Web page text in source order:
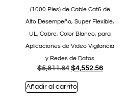
(1000 Pies) de Cable Cat6 de
Alto Desempeño, Super Flexible,
UL, Cobre, Color Blanco, para
Aplicaciones de Video Vigilancia
y Redes de Datos
$5,811.84 $4,552.56
Añadir al carrito